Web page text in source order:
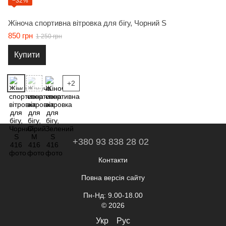
Жіноча спортивна вітровка для бігу, Чорний S
850 грн 1 250 грн
Купити
+2
+380 93 838 28 02
Контакти
Повна версія сайту
Пн-Нд: 9.00-18.00
© 2026
Укр Рус